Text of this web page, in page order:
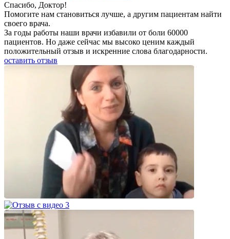
Спаcибо, Доктор!
Помогите нам становиться лучше, а другим пациентам найти
своего врача.
За годы работы наши врачи избавили от боли 60000
пациентов. Но даже сейчас мы высоко ценим каждый
положительный отзыв и искренние слова благодарности.
оставить отзыв